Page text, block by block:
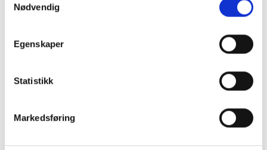
Nødvendig
Egenskaper
Statistikk
Markedsføring
Specifikation